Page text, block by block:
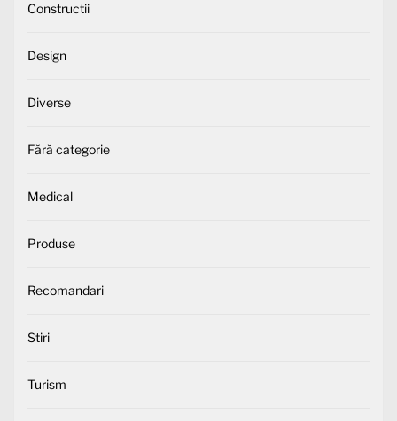
Constructii
Design
Diverse
Fără categorie
Medical
Produse
Recomandari
Stiri
Turism